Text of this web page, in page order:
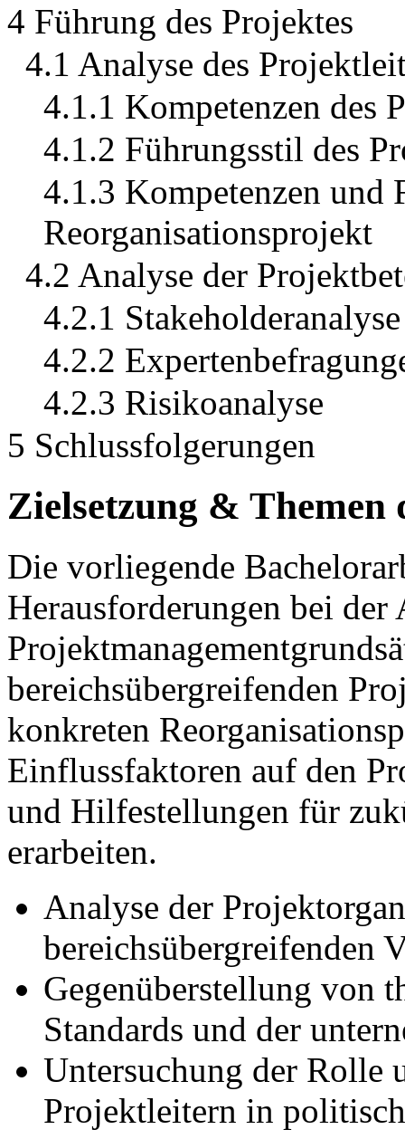
4 Führung des Projektes
4.1 Analyse des
4.1.1 Kompetenzen des
4.1.2 Führungsstil des
4.1.3 Kompetenzen und
Reorganisationsprojekt
4.2 Analyse der
4.2.1 Stakeholderanalyse
4.2.2
4.2.3 Risikoanalyse
5 Schlussfolgerungen
Zielsetzung & Themen
Die vorliegende
Herausforderungen bei
bereichsübergreifenden
konkreten
Einflussfaktoren auf den
und Hilfestellungen für
erarbeiten.
Analyse der
bereichsübergreifenden
Gegenüberstellung von
Standards und der
Untersuchung der Rolle
Projektleitern in